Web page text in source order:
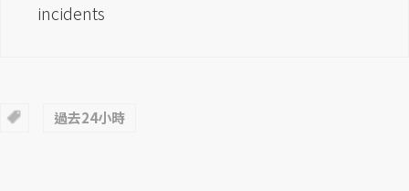
incidents
過去24小時